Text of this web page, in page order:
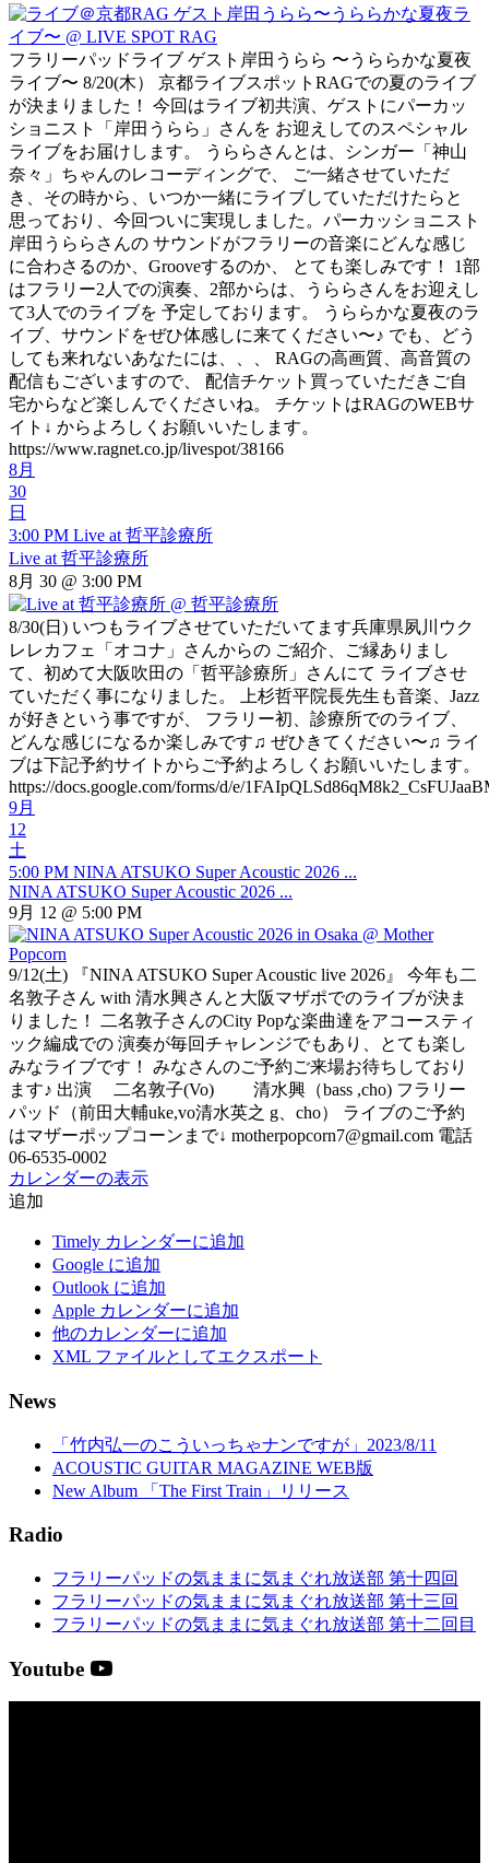
フラリーパッドライブ ゲスト岸田うらら 〜うららかな夏夜
ライブ〜 8/20(木） 京都ライブスポットRAGでの夏のライブ
が決まりました！ 今回はライブ初共演、ゲストにパーカッ
ショニスト「岸田うらら」さんを お迎えしてのスペシャル
ライブをお届けします。 うららさんとは、シンガー「神山
奈々」ちゃんのレコーディングで、 ご一緒させていただ
き、その時から、いつか一緒にライブしていただけたらと
思っており、今回ついに実現しました。パーカッショニスト
岸田うららさんの サウンドがフラリーの音楽にどんな感じ
に合わさるのか、Grooveするのか、 とても楽しみです！ 1部
はフラリー2人での演奏、2部からは、うららさんをお迎えし
て3人でのライブを 予定しております。 うららかな夏夜のラ
イブ、サウンドをぜひ体感しに来てください〜♪ でも、どう
しても来れないあなたには、、、 RAGの高画質、高音質の
配信もございますので、 配信チケット買っていただきご自
宅からなど楽しんでくださいね。 チケットはRAGのWEBサ
イト↓ からよろしくお願いいたします。
https://www.ragnet.co.jp/livespot/38166
8月
30
日
3:00 PM Live at 哲平診療所
Live at 哲平診療所
8月 30 @ 3:00 PM
8/30(日) いつもライブさせていただいてます兵庫県夙川ウク
レレカフェ「オコナ」さんからの ご紹介、ご縁ありまし
て、初めて大阪吹田の「哲平診療所」さんにて ライブさせ
ていただく事になりました。 上杉哲平院長先生も音楽、Jazz
が好きという事ですが、 フラリー初、診療所でのライブ、
どんな感じになるか楽しみです♫ ぜひきてください〜♫ ライ
ブは下記予約サイトからご予約よろしくお願いいたします。
https://docs.google.com/forms/d/e/
9月
12
土
5:00 PM NINA ATSUKO Super Acoustic 2026 ...
NINA ATSUKO Super Acoustic 2026 ...
9月 12 @ 5:00 PM
9/12(土) 『NINA ATSUKO Super Acoustic live 2026』 今年も二
名敦子さん with 清水興さんと大阪マザポでのライブが決ま
りました！ 二名敦子さんのCity Popな楽曲達をアコースティ
ック編成での 演奏が毎回チャレンジでもあり、とても楽し
みなライブです！ みなさんのご予約ご来場お待ちしており
ます♪ 出演 二名敦子(Vo) 清水興（bass ,cho) フラリー
パッド（前田大輔uke,vo清水英之 g、cho） ライブのご予約
はマザーポップコーンまで↓ motherpopcorn7@gmail.com 電話
06-6535-0002
カレンダーの表示
追加
Timely カレンダーに追加
Google に追加
Outlook に追加
Apple カレンダーに追加
他のカレンダーに追加
XML ファイルとしてエクスポート
News
「竹内弘一のこういっちゃナンですが」2023/8/11
ACOUSTIC GUITAR MAGAZINE WEB版
New Album 「The First Train」リリース
Radio
フラリーパッドの気ままに気まぐれ放送部 第十四回
フラリーパッドの気ままに気まぐれ放送部 第十三回
フラリーパッドの気ままに気まぐれ放送部 第十二回目
Youtube